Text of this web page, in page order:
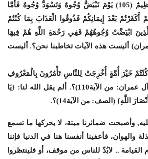
وَأُولَئِكَ لَهُمْ عَذَابٌ عَظِيمٌ (105) يَوْمَ تَبْيَضُّ وُجُوهٌ وَتَسْوَدُّ وُجُوهٌ فَأَمَّا
بَعْدَ إِيمَانِكُمْ فَذُوقُوا الْعَذَابَ بِمَا كُنْتُمْ
وَأَمَّا الَّذِينَ ابْيَضَّتْ وُجُوهُهُمْ فَفِي رَحْمَةِ اللَّهِ هُمْ فِيهَا
(آل عمران) أليست هذه الآيات تخاطبنا نحن؟. أليست
خَيْرَ أُمَّةٍ أُخْرِجَتْ لِلنَّاسِ تَأْمُرُونَ بِالْمَعْرُوفِ
وَتَنْهَوْنَ عَنِ الْمُنْكَرِ} (آل عمران: من الآية110)؟. ألم يقل الله لنا: {يَا
اللَّهِ} (الصف: من الآية14)؟.
وأصبحت ضمائرنا ميتة، لا يحركها ما تسمع
والهوان، فأعفينا أنفسنا هنا في الدنيا فإننا
القيامة .. لابُدّ للناس من موقف، أو فلينتظروا